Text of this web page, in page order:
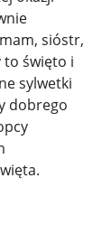
sióstr,
to święto i
sylwetki
dobrego